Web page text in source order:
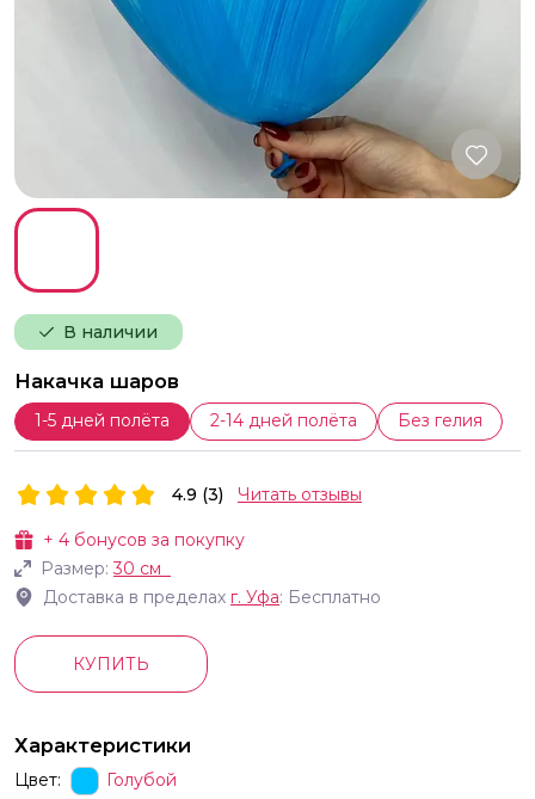
В наличии
Накачка шаров
1-5 дней полёта 2-14 дней полёта Без гелия
+ 4 бонусов за покупку
Размер:30 см
Доставка в пределах г. Уфа: Бесплатно
4.9 (3) Читать отзывы
КУПИТЬ
Характеристики
Цвет: Голубой